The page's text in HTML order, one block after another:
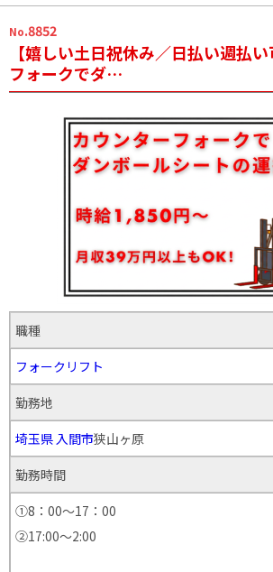
No.8852
【嬉しい土日祝休み／日払い週払
フォークでダ…
職種
フォークリフト
勤務地
埼玉県入間市狭山ヶ原
勤務時間
①8：00～17：00
②17:00～2:00